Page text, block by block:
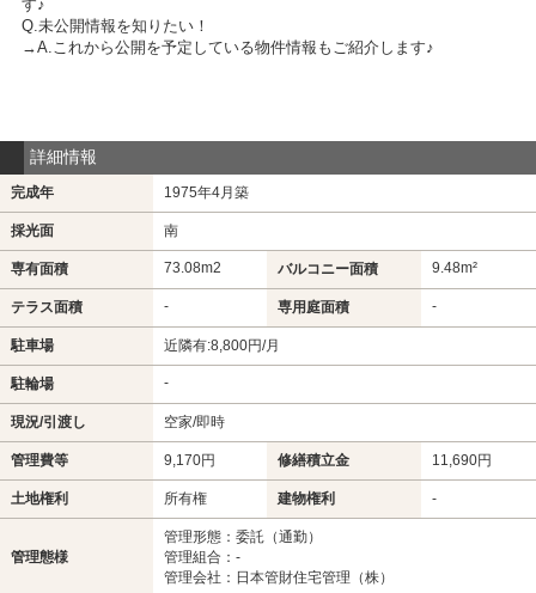
す♪
Q.未公開情報を知りたい！
→A.これから公開を予定している物件情報もご紹介します♪
詳細情報
完成年 1975年4月築
採光面 南
専有面積 73.08m2 バルコニー面積 9.48m²
テラス面積 - 専用庭面積 -
駐車場 近隣有:8,800円/月
駐輪場 -
現況/引渡し 空家/即時
管理費等 9,170円 修繕積立金 11,690円
土地権利 所有権 建物権利 -
管理態様
管理形態：委託（通勤）
管理組合：-
管理会社：日本管財住宅管理（株）